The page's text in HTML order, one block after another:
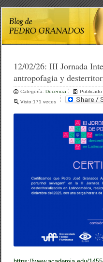
12/02/26:III Jornada
antropofagia y
Categoría:Docencia
Visto:171 veces